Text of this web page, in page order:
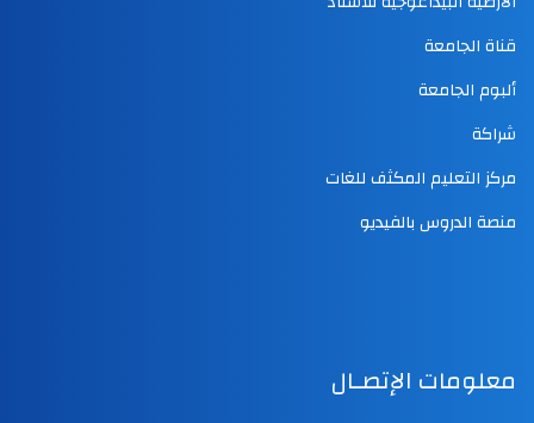
قناة الجامعة
ألبوم الجامعة
شراكة
مركز التعليم المكثف للغات
منصة الدروس بالفيديو
معلومات الإتصـال